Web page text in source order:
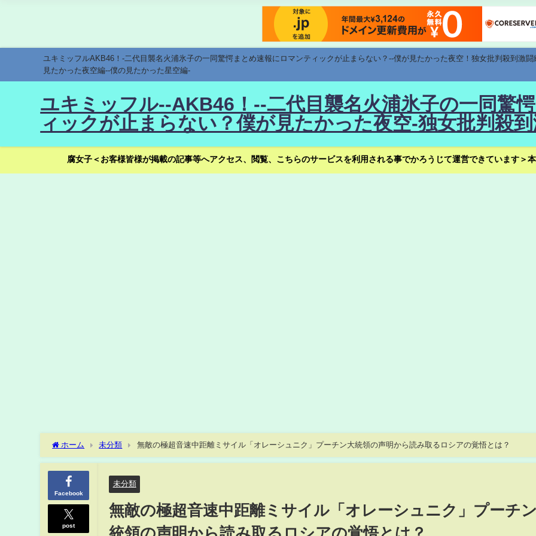
ユキミッフルAKB46！-二代目襲名火浦氷子の一同驚愕まとめ速報にロマンティックが止まらない？--僕が見たかった夜空！独女批判殺到激
見たかった夜空編--僕の見たかった星空編-
ユキミッフル--AKB46！--二代目襲名火浦氷子の一同驚
ィックが止まらない？僕が見たかった夜空-独女批判殺
腐女子＜お客様皆様が掲載の記事等へアクセス、閲覧、こちらのサービスを利用される事でかろうじて運営できています＞
ホーム 未分類 無敵の極超音速中距離ミサイル「オレーシュニク」プーチン大統領の声明から読み取るロシアの覚悟とは？
Facebook
post
未分類
無敵の極超音速中距離ミサイル「オレーシュニク」プーチ